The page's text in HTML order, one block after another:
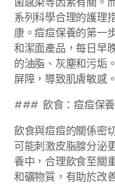
系列科學合理的護理
康。痘痘保養的第一
和潔面產品，每日早
的油脂、灰塵和污垢
屏障，導致肌膚敏感。
### 飲食：痘痘保
飲食與痘痘的關係密
可能刺激皮脂腺分泌
養中，合理飲食至關
和礦物質，有助於改